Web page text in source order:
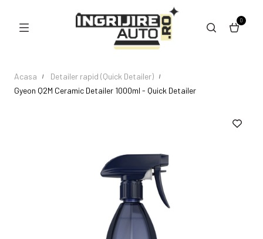
0
Acasa
Detailer rapid (Quick Detailer)
Gyeon Q2M Ceramic Detailer 1000ml - Quick Detailer